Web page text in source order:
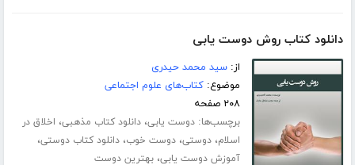
دانلود کتاب روش دوست یابی
از:سید محمد حیدری
موضوع:کتاب‌های علوم اجتماعی
۲۰۸ صفحه
برچسب‌ها:دوست یابی،دانلود کتاب مذهبی، اخلاق در
اسلام،دوستی،دوست خوب،دانلود کتاب دوستی،
آموزش دوست یابی،بهترین دوست